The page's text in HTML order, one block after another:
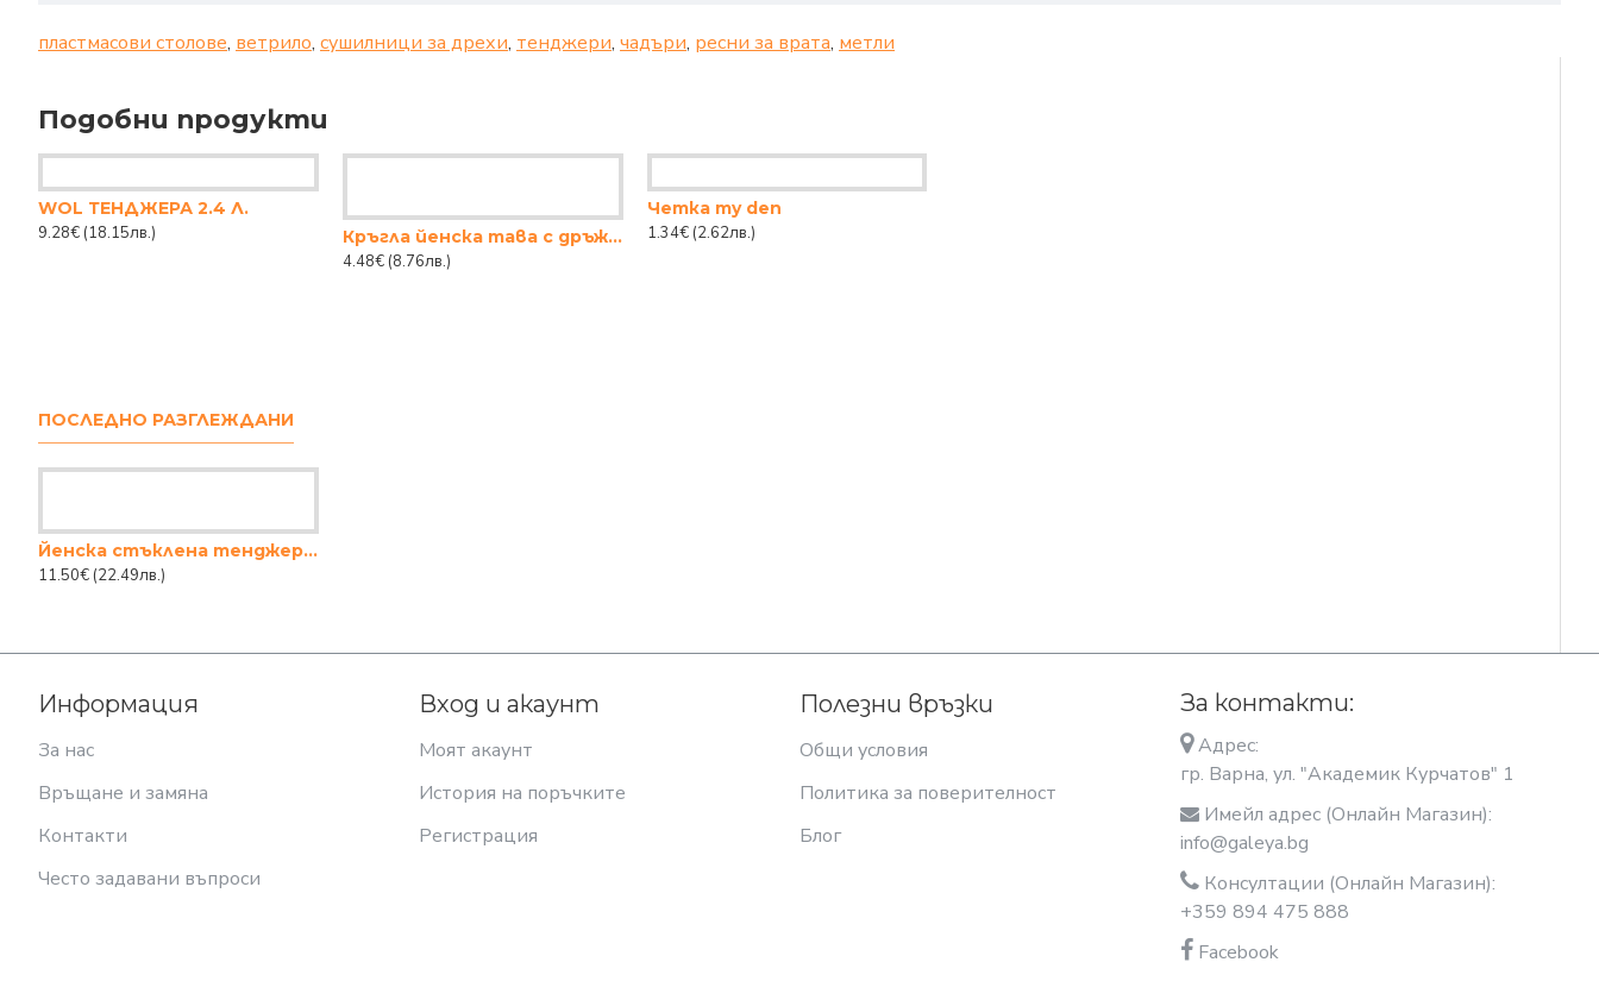
пластмасови столове, ветрило, сушилници за дрехи, тенджери, чадъри, ресни за врата, метли
Подобни продукти
WOL ТЕНДЖЕРА 2.4 Л.
9.28€ (18.15лв.)
Кръгла йенска тава с дръжки 1,6L
4.48€ (8.76лв.)
Четка my den
1.34€ (2.62лв.)
ПОСЛЕДНО РАЗГЛЕЖДАНИ
Йенска стъклена тенджера с капак Borcam (3 л)
11.50€ (22.49лв.)
Информация
За нас
Връщане и замяна
Контакти
Често задавани въпроси
Вход и акаунт
Моят акаунт
История на поръчките
Регистрация
Полезни връзки
Общи условия
Политика за поверителност
Блог
За контакти:
Адрес:
гр. Варна, ул. "Академик Курчатов" 1
Имейл адрес (Онлайн Магазин):
info@galeya.bg
Консултации (Онлайн Магазин):
+359 894 475 888
Facebook